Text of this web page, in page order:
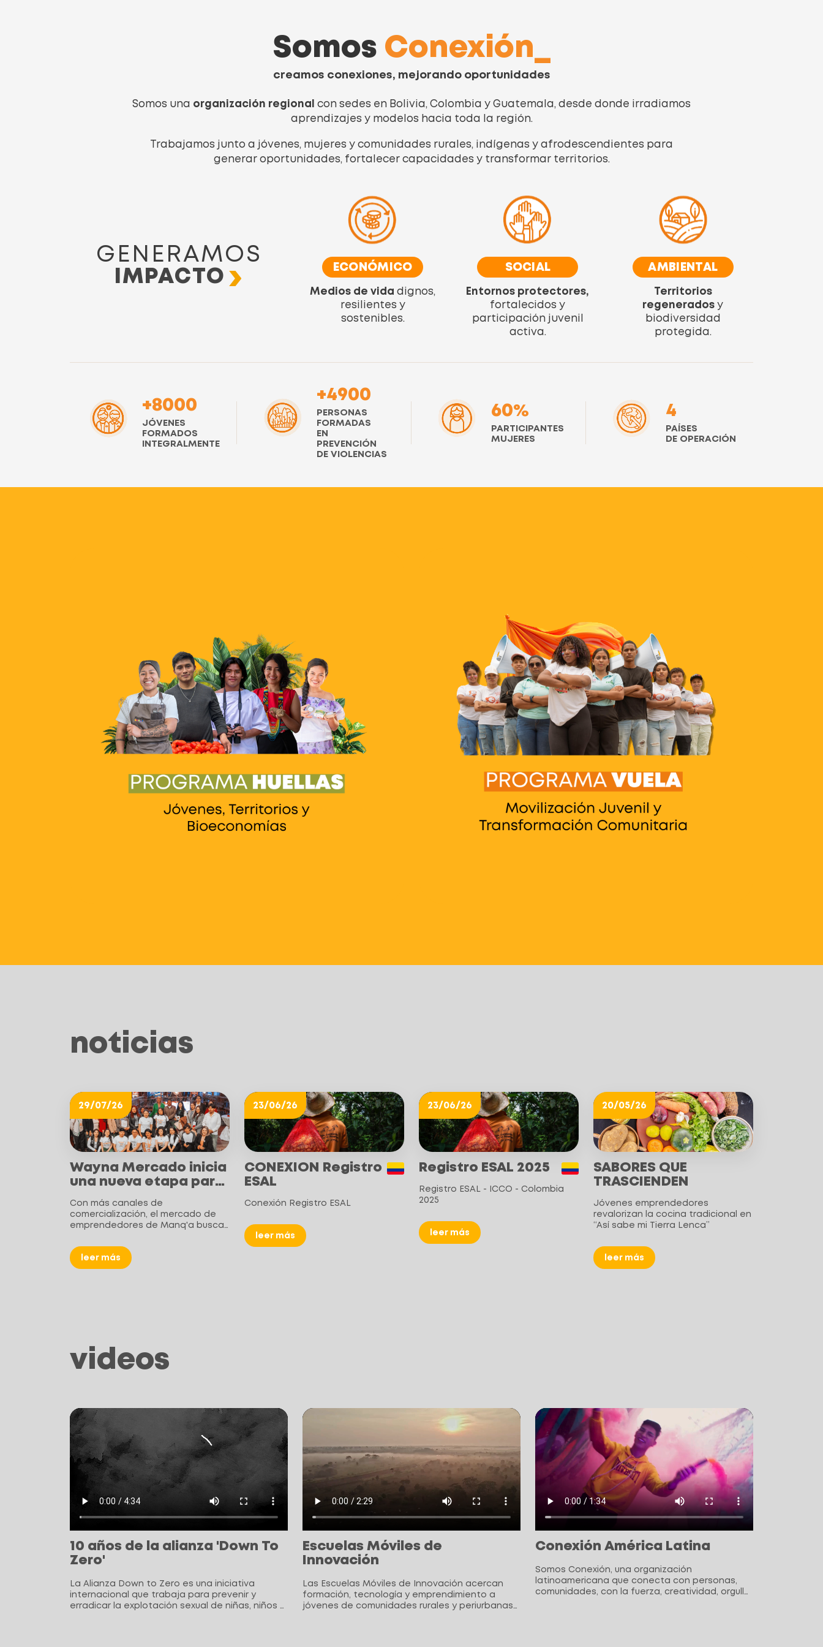
Somos Conexión_
creamos conexiones, mejorando oportunidades
Somos una organización regional con sedes en Bolivia, Colombia y Guatemala, desde donde irradiamos
aprendizajes y modelos hacia toda la región.
Trabajamos junto a jóvenes, mujeres y comunidades rurales, indígenas y afrodescendientes para
generar oportunidades, fortalecer capacidades y transformar territorios.
GENERAMOS
IMPACTO ECONÓMICO
Medios de vida dignos,
resilientes y
sostenibles.
SOCIAL
Entornos protectores,
fortalecidos y
participación juvenil
activa.
AMBIENTAL
Territorios
regeneradosy
biodiversidad
protegida.
+8000
JÓVENES
FORMADOS
INTEGRALMENTE
+4900
PERSONAS
FORMADAS
EN
PREVENCIÓN
DE VIOLENCIAS
60%
PARTICIPANTES
MUJERES
4
PAÍSES
DE OPERACIÓN
noticias
29/07/26
Wayna Mercado inicia
una nueva etapa para
conectar el talento
emprendedor
boliviano con
Con más canales de
comercialización, el mercado de
emprendedores de Manq'a busca
a un modelo que impulsa a jóvenes
de áreas rurales y periurbanas.
leer más
23/06/26
CONEXION Registro
ESAL
Conexión Registro ESAL
leer más
23/06/26
Registro ESAL 2025
Registro ESAL - ICCO - Colombia
2025
leer más
20/05/26
SABORES QUE
TRASCIENDEN
Jóvenes emprendedores
revalorizan la cocina tradicional en
“Así sabe mi Tierra Lenca”
leer más
videos
10 años de la alianza 'Down To
Zero'
La Alianza Down to Zero es una iniciativa
internacional que trabaja para prevenir y
erradicar la explotación sexual de niñas, niños y
Escuelas Móviles de
Innovación
Las Escuelas Móviles de Innovación acercan
formación, tecnología y emprendimiento a
jóvenes de comunidades rurales y periurbanas
Conexión América Latina
Somos Conexión, una organización
latinoamericana que conecta con personas,
comunidades, con la fuerza, creatividad, orgullo